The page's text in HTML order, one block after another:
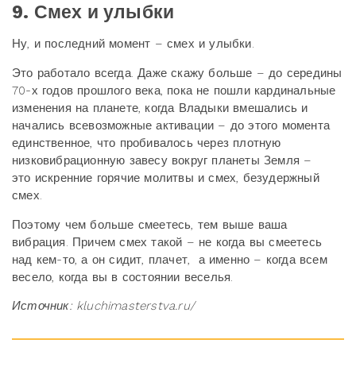
9. Смех и улыбки
Ну, и последний момент – смех и улыбки.
Это работало всегда. Даже скажу больше – до середины
70-х годов прошлого века, пока не пошли кардинальные
изменения на планете, когда Владыки вмешались и
начались всевозможные активации – до этого момента
единственное, что пробивалось через плотную
низковибрационную завесу вокруг планеты Земля –
это искренние горячие молитвы и смех, безудержный
смех.
Поэтому чем больше смеетесь, тем выше ваша
вибрация. Причем смех такой – не когда вы смеетесь
над кем-то, а он сидит, плачет, а именно – когда всем
весело, когда вы в состоянии веселья.
Источник: kluchimasterstva.ru/